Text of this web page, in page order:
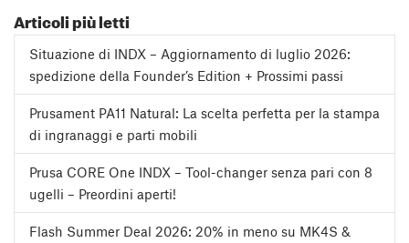
Articoli più letti
Situazione di INDX – Aggiornamento di luglio 2026:
spedizione della Founder’s Edition + Prossimi passi
Prusament PA11 Natural: La scelta perfetta per la stampa
di ingranaggi e parti mobili
Prusa CORE One INDX – Tool-changer senza pari con 8
ugelli – Preordini aperti!
Flash Summer Deal 2026: 20% in meno su MK4S &